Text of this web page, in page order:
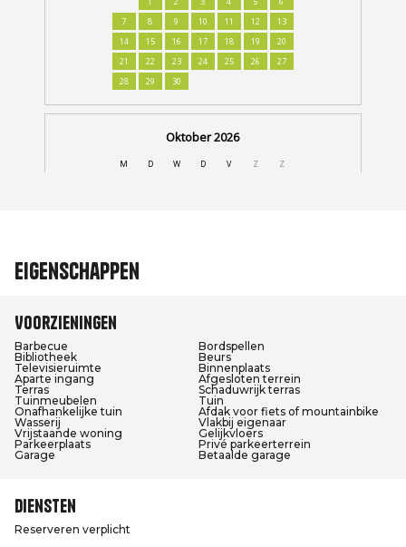
Eigenschappen
Voorzieningen
Barbecue
Bordspellen
Bibliotheek
Beurs
Televisieruimte
Binnenplaats
Aparte ingang
Afgesloten terrein
Terras
Schaduwrijk terras
Tuinmeubelen
Tuin
Onafhankelijke tuin
Afdak voor fiets of mountainbike
Wasserij
Vlakbij eigenaar
Vrijstaande woning
Gelijkvloers
Parkeerplaats
Privé parkeerterrein
Garage
Betaalde garage
Diensten
Reserveren verplicht